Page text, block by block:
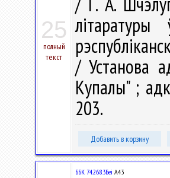
25
полный
текст
/ Установа
Купалы" ;
203.
Добавить в корзину
ББК 74.268.3Беі А43